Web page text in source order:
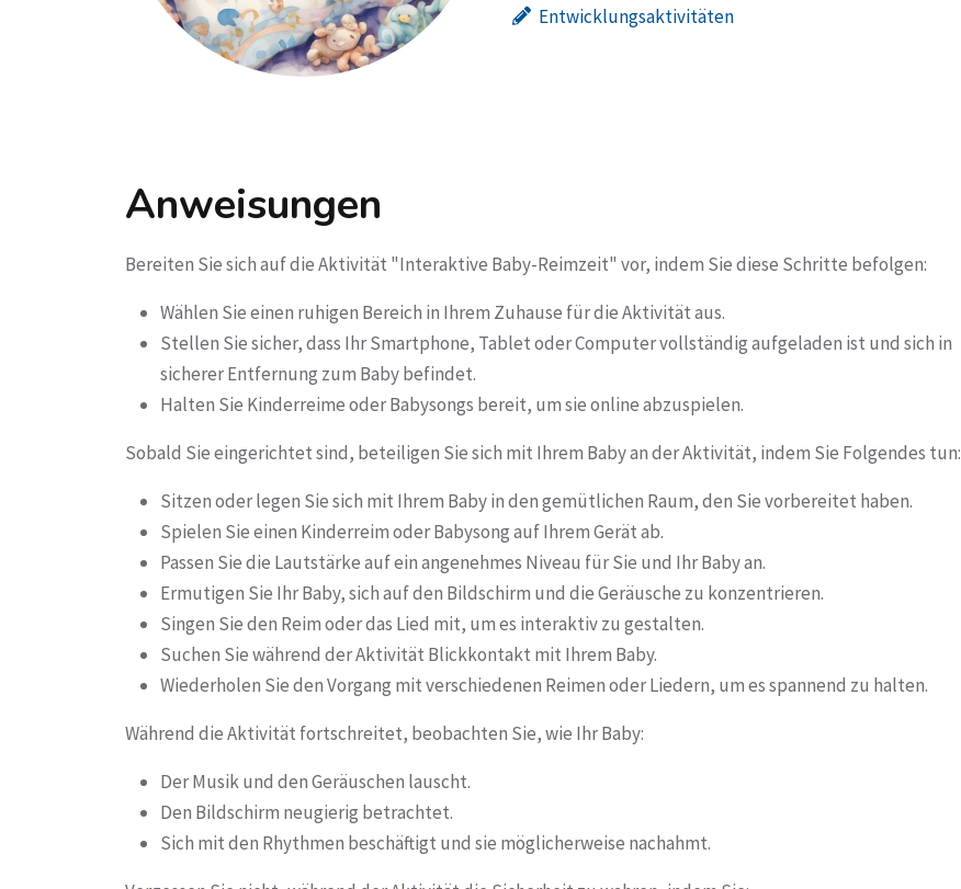
Entwicklungsaktivitäten
Anweisungen
Bereiten Sie sich auf die Aktivität "Interaktive Baby-Reimzeit" vor, indem Sie diese Schritte befolgen:
Wählen Sie einen ruhigen Bereich in Ihrem Zuhause für die Aktivität aus.
Stellen Sie sicher, dass Ihr Smartphone, Tablet oder Computer vollständig aufgeladen ist und sich in
sicherer Entfernung zum Baby befindet.
Halten Sie Kinderreime oder Babysongs bereit, um sie online abzuspielen.
Sobald Sie eingerichtet sind, beteiligen Sie sich mit Ihrem Baby an der Aktivität, indem Sie Folgendes tun:
Sitzen oder legen Sie sich mit Ihrem Baby in den gemütlichen Raum, den Sie vorbereitet haben.
Spielen Sie einen Kinderreim oder Babysong auf Ihrem Gerät ab.
Passen Sie die Lautstärke auf ein angenehmes Niveau für Sie und Ihr Baby an.
Ermutigen Sie Ihr Baby, sich auf den Bildschirm und die Geräusche zu konzentrieren.
Singen Sie den Reim oder das Lied mit, um es interaktiv zu gestalten.
Suchen Sie während der Aktivität Blickkontakt mit Ihrem Baby.
Wiederholen Sie den Vorgang mit verschiedenen Reimen oder Liedern, um es spannend zu halten.
Während die Aktivität fortschreitet, beobachten Sie, wie Ihr Baby:
Der Musik und den Geräuschen lauscht.
Den Bildschirm neugierig betrachtet.
Sich mit den Rhythmen beschäftigt und sie möglicherweise nachahmt.